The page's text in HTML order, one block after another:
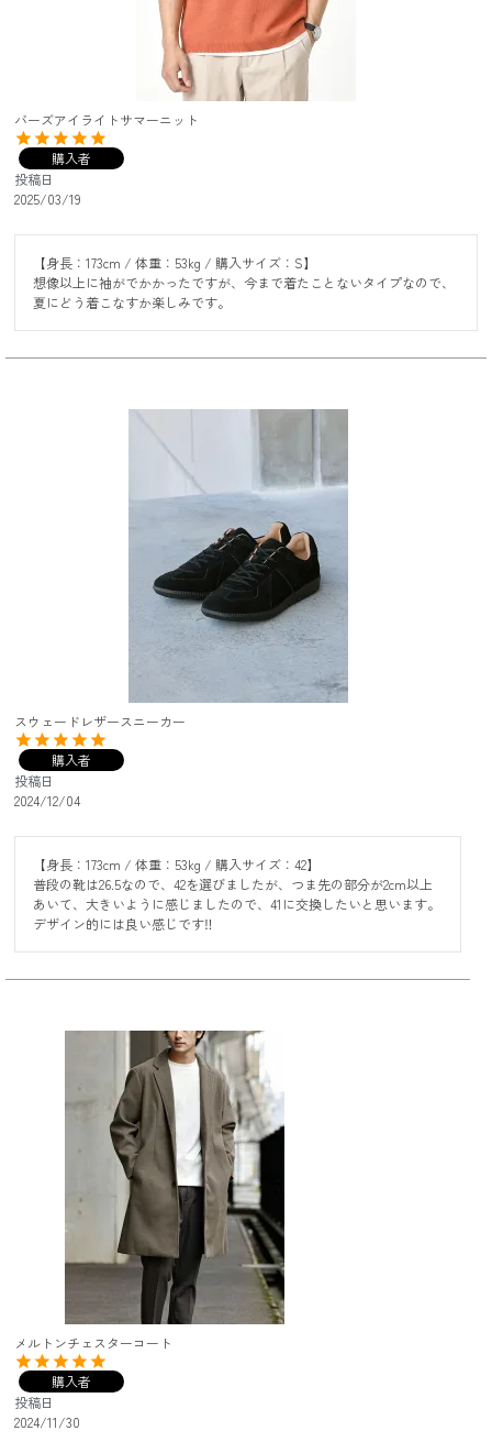
バーズアイライトサマーニット
購入者
投稿日
2025/03/19
【身長：173cm / 体重：53kg / 購入サイズ：S】
想像以上に袖がでかかったですが、今まで着たことないタイプなので、
夏にどう着こなすか楽しみです。
スウェードレザースニーカー
購入者
投稿日
2024/12/04
【身長：173cm / 体重：53kg / 購入サイズ：42】
普段の靴は26.5なので、42を選びましたが、つま先の部分が2cm以上
あいて、大きいように感じましたので、41に交換したいと思います。
デザイン的には良い感じです‼️
メルトンチェスターコート
購入者
投稿日
2024/11/30